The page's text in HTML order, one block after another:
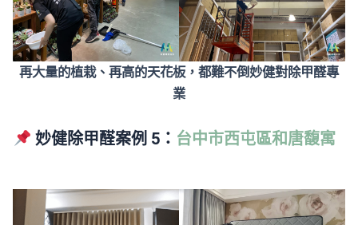
再大量的植栽、再高的天花板，都難不倒妙健對除甲醛專
業
妙健除甲醛案例 5： 台中市西屯區和唐馥寓